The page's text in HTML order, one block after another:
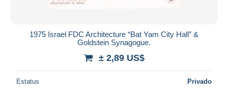
1975 Israel FDC Architecture “Bat Yam City Hall” &
Goldstein Synagogue.
± 2,89 US$
Estatus Privado